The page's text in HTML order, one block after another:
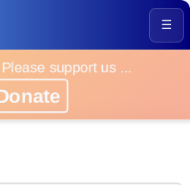
☰
support us ...